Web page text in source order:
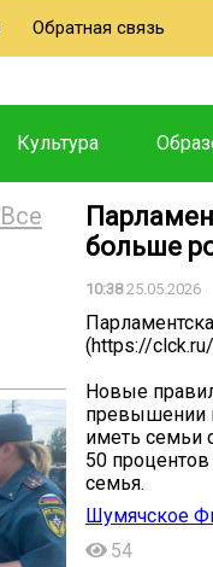
Обратная связь
Культура
Все
больше
10:3825.05.2026
(https://
Новые
превышении
иметь семьи
50
семья.
Шумячское
54